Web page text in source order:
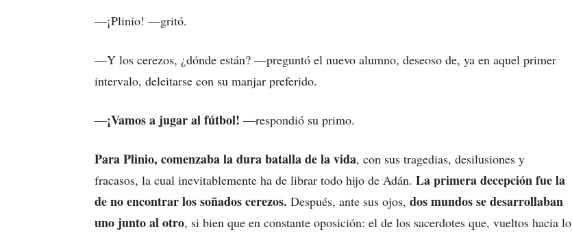
—¡Plinio! —gritó.
—Y los cerezos, ¿dónde están? —preguntó el nuevo alumno, deseoso de, ya en aquel primer
intervalo, deleitarse con su manjar preferido.
—¡Vamos a jugar al fútbol! —respondió su primo.
Para Plinio, comenzaba la dura batalla de la vida, con sus tragedias, desilusiones y
fracasos, la cual inevitablemente ha de librar todo hijo de Adán. La primera decepción fue la
de no encontrar los soñados cerezos. Después, ante sus ojos, dos mundos se desarrollaban
uno junto al otro, si bien que en constante oposición: el de los sacerdotes que, vueltos hacia lo